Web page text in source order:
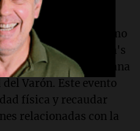
el día conocido como
de la fundación Men's
de la Semana
Varón. Este evento
física y recaudar
relacionadas con la